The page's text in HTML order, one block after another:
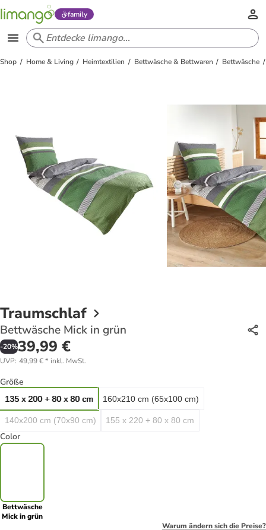
family
Shop Home & Living Heimtextilien Bettwäsche & Bettwaren Bettwäsche
Traumschlaf
Bettwäsche Mick in grün
-20%39,99 €
UVP: 49,99 €* inkl. MwSt.
Größe
135 x 200 + 80 x 80 cm 160x210 cm (65x100 cm)
140x200 cm (70x90 cm) 155 x 220 + 80 x 80 cm
Color
Bettwäsche
Mick in grün
Warum ändern sich die Preise?